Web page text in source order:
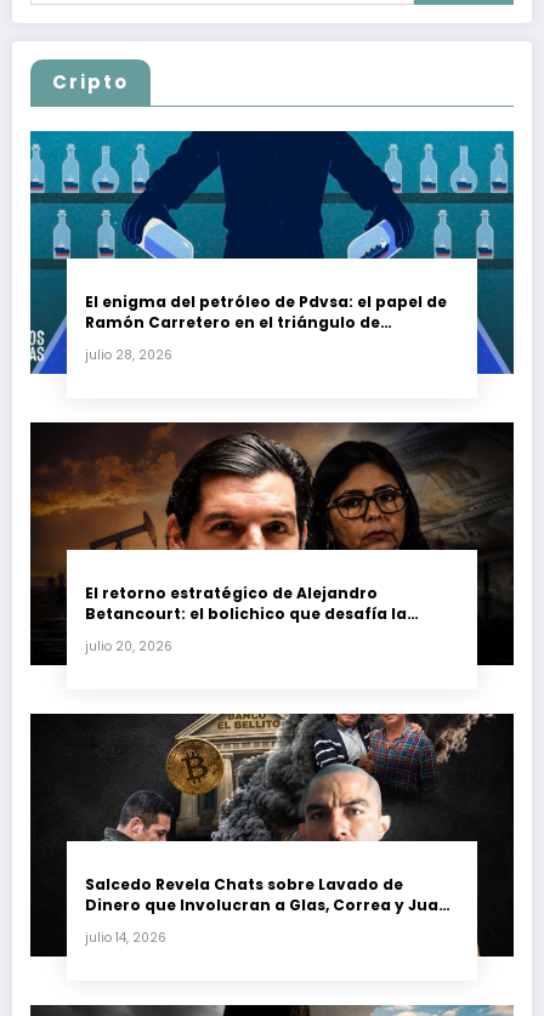
Cripto
El enigma del petróleo de Pdvsa: el papel de
Ramón Carretero en el triángulo de
julio 28, 2026
El retorno estratégico de Alejandro
Betancourt: el bolichico que desafía la
petrolera venezolana
julio 20, 2026
Salcedo Revela Chats sobre Lavado de
Dinero que Involucran a Glas, Correa y Juan
julio 14, 2026